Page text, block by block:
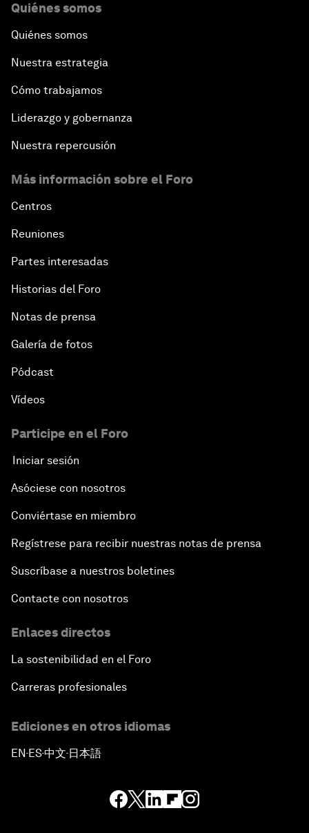
Quiénes somos
Quiénes somos
Nuestra estrategia
Cómo trabajamos
Liderazgo y gobernanza
Nuestra repercusión
Más información sobre el Foro
Centros
Reuniones
Partes interesadas
Historias del Foro
Notas de prensa
Galería de fotos
Pódcast
Vídeos
Participe en el Foro
Iniciar sesión
Asóciese con nosotros
Conviértase en miembro
Regístrese para recibir nuestras notas de prensa
Suscríbase a nuestros boletines
Contacte con nosotros
Enlaces directos
La sostenibilidad en el Foro
Carreras profesionales
Ediciones en otros idiomas
EN▪ES▪中文▪ 日本語